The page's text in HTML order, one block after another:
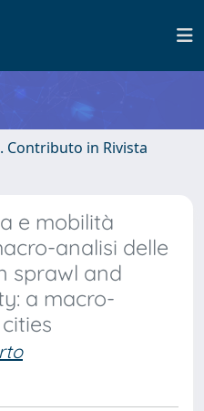
Contributo in Rivista
e mobilità
analisi delle
sprawl and
a macro-